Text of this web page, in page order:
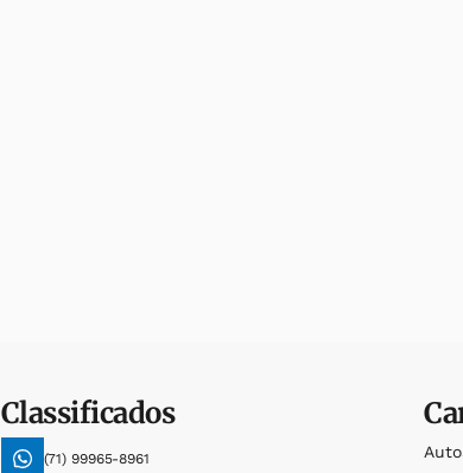
Classificados
(71) 99965-8961